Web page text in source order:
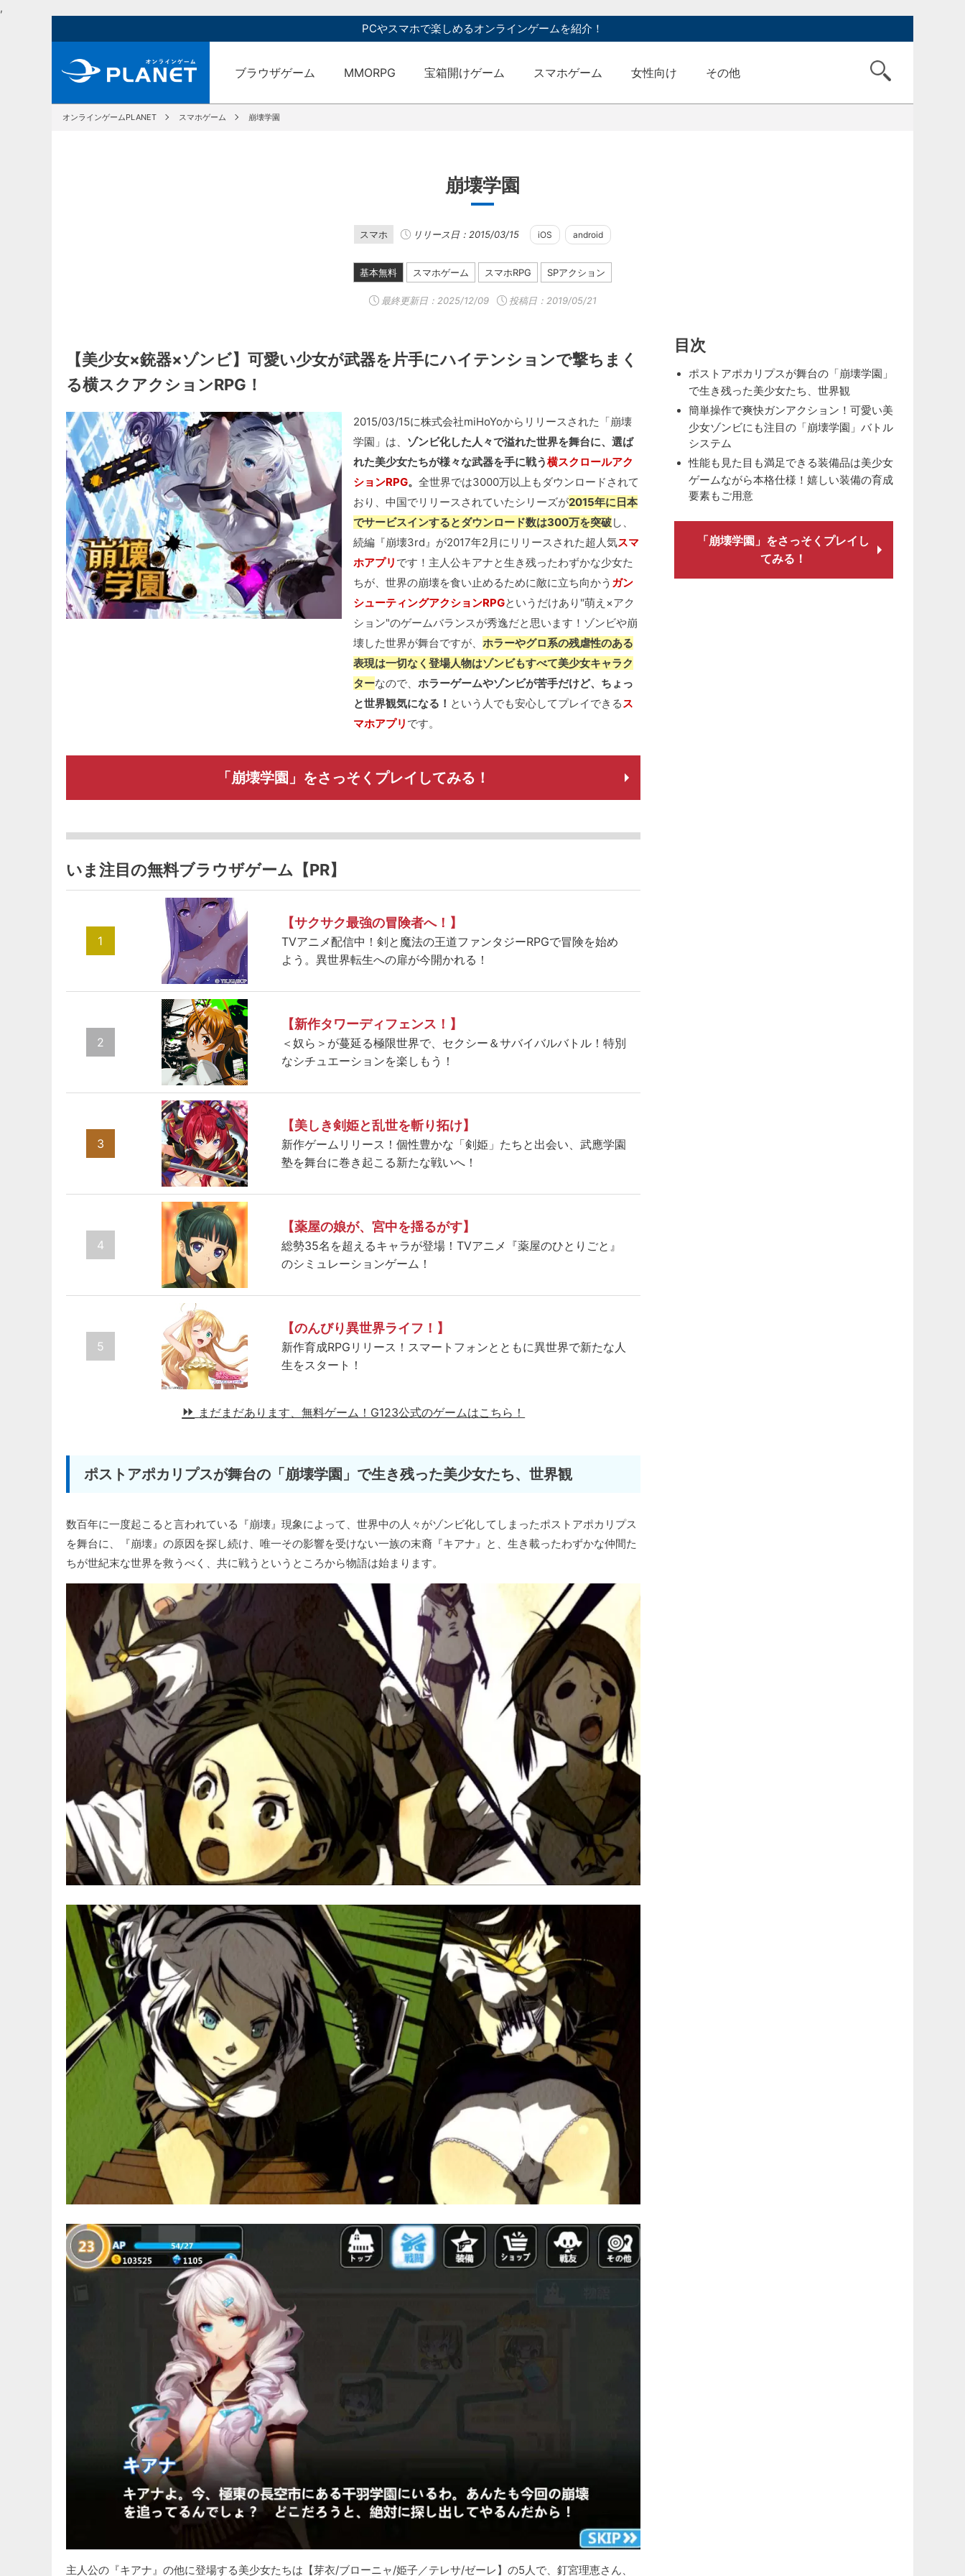
,
PCやスマホで楽しめるオンラインゲームを紹介！
ブラウザゲーム MMORPG 宝箱開けゲーム スマホゲーム 女性向け その他
オンラインゲームPLANET スマホゲーム 崩壊学園
崩壊学園
スマホ リリース日：2015/03/15 iOS android
基本無料 スマホゲーム スマホRPG SPアクション
最終更新日： 2025/12/09 投稿日：2019/05/21
【美少女×銃器×ゾンビ】可愛い少女が武器を片手にハイテンションで撃ちまく
る横スクアクションRPG！
2015/03/15に株式会社miHoYoからリリースされた「崩壊
学園」は、 ゾンビ化した人々で溢れた世界を舞台に、選ば
れた美少女たちが様々な武器を手に戦う横スクロールアク
ションRPG。全世界では3000万以上もダウンロードされて
おり、中国でリリースされていたシリーズが2015年に日本
でサービスインするとダウンロード数は300万を突破し、
続編『崩壊3rd』が2017年2月にリリースされた超人気スマ
ホアプリ です！主人公キアナと生き残ったわずかな少女た
ちが、世界の崩壊を食い止めるために敵に立ち向かう ガン
シューティングアクションRPGというだけあり"萌え×アク
ション"のゲームバランスが秀逸だと思います！ゾンビや崩
壊した世界が舞台ですが、ホラーやグロ系の残虐性のある
表現は一切なく登場人物はゾンビもすべて美少女キャラク
ターなので、ホラーゲームやゾンビが苦手だけど、ちょっ
と世界観気になる！ という人でも安心してプレイできるス
マホアプリ です。
「崩壊学園」をさっそくプレイしてみる！
いま注目の無料ブラウザゲーム【PR】
1
【サクサク最強の冒険者へ！】
TVアニメ配信中！剣と魔法の王道ファンタジーRPGで冒険を始め
よう。異世界転生への扉が今開かれる！
2
【新作タワーディフェンス！】
＜奴ら＞が蔓延る極限世界で、セクシー＆サバイバルバトル！特別
なシチュエーションを楽しもう！
3
【美しき剣姫と乱世を斬り拓け】
新作ゲームリリース！個性豊かな「剣姫」たちと出会い、武應学園
塾を舞台に巻き起こる新たな戦いへ！
4
【薬屋の娘が、宮中を揺るがす】
総勢35名を超えるキャラが登場！TVアニメ『薬屋のひとりごと』
のシミュレーションゲーム！
5
【のんびり異世界ライフ！】
新作育成RPGリリース！スマートフォンとともに異世界で新たな人
生をスタート！
まだまだあります、無料ゲーム！ G123公式のゲームはこちら！
ポストアポカリプスが舞台の「崩壊学園」で生き残った美少女たち、世界観
数百年に一度起こると言われている『崩壊』現象によって、世界中の人々がゾンビ化してしまったポストアポカリプス
を舞台に、『崩壊』の原因を探し続け、唯一その影響を受けない一族の末裔『キアナ』と、生き載ったわずかな仲間た
ちが世紀末な世界を救うべく、共に戦うというところから物語は始まります。
主人公の『キアナ』の他に登場する美少女たちは【芽衣/ブローニャ/姫子／テレサ/ゼーレ】の5人で、釘宮理恵さん、
目次
ポストアポカリプスが舞台の「崩壊学園」
で生き残った美少女たち、世界観
簡単操作で爽快ガンアクション！可愛い美
少女ゾンビにも注目の「崩壊学園」バトル
システム
性能も見た目も満足できる装備品は美少女
ゲームながら本格仕様！嬉しい装備の育成
要素もご用意
「崩壊学園」をさっそくプレイし
てみる！